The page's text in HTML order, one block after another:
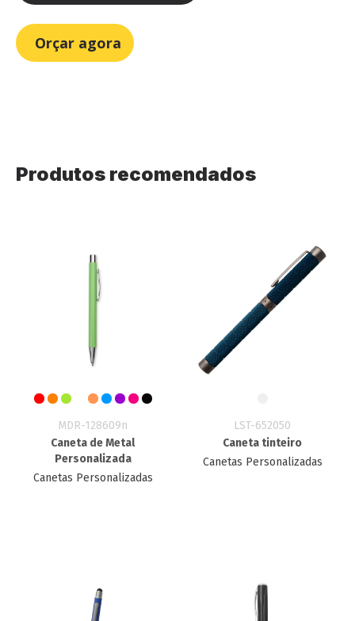
Orçar agora
Produtos recomendados
MDR-128609n
Caneta de Metal
Personalizada
Canetas Personalizadas
LST-652050
Caneta tinteiro
Canetas Personalizadas